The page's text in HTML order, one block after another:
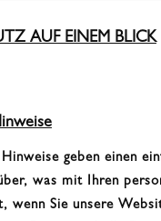
AUF EINEM BLICK
geben einen
was mit Ihren
wenn Sie unsere